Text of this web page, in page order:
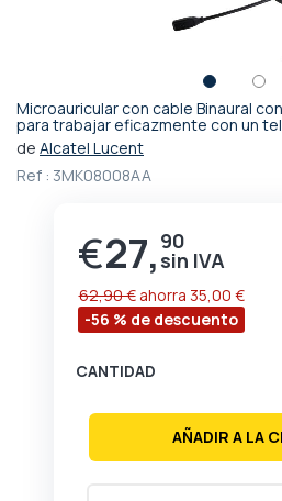
Microauricular con cable Binaural
para trabajar eficazmente con un
de Alcatel Lucent
Ref : 3MK08008AA
Precio
especial
€27, 90
-56 % de descuento
62,90 €ahorra 35,00 €
CANTIDAD
AÑADIR A LA
Saltar
al
de